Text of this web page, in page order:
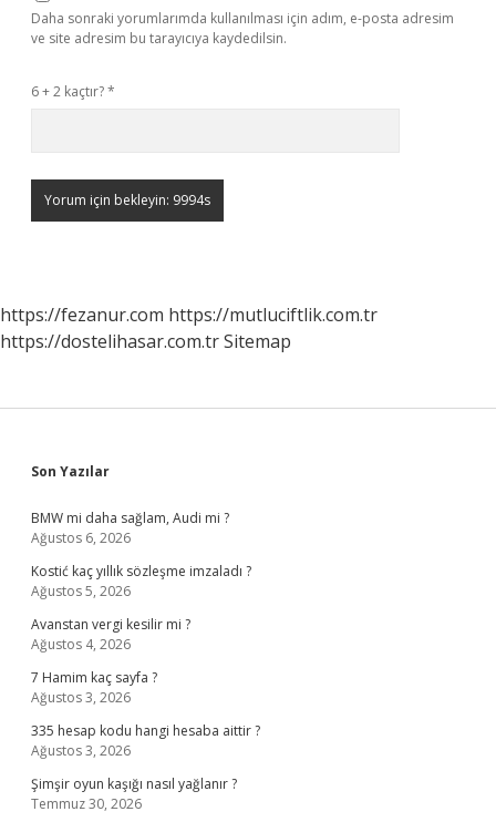
Daha sonraki yorumlarımda kullanılması için adım, e-posta adresim
ve site adresim bu tarayıcıya kaydedilsin.
6 + 2 kaçtır?*
https://fezanur.com https://mutluciftlik.com.tr
https://dostelihasar.com.trSitemap
Sidebar
Son Yazılar
BMW mi daha sağlam, Audi mi ?
Ağustos 6, 2026
Kostić kaç yıllık sözleşme imzaladı ?
Ağustos 5, 2026
Avanstan vergi kesilir mi ?
Ağustos 4, 2026
7 Hamim kaç sayfa ?
Ağustos 3, 2026
335 hesap kodu hangi hesaba aittir ?
Ağustos 3, 2026
Şimşir oyun kaşığı nasıl yağlanır ?
Temmuz 30, 2026